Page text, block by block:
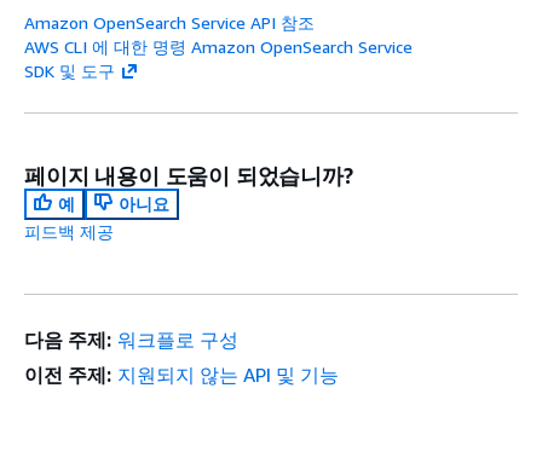
Amazon OpenSearch Service API 참조
AWS CLI 에 대한 명령 Amazon OpenSearch Service
SDK 및 도구
페이지 내용이 도움이 되었습니까?
예
아니요
피드백 제공
다음 주제: 워크플로 구성
이전 주제: 지원되지 않는 API 및 기능